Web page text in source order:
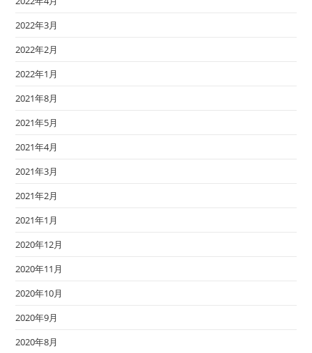
2022年3月
2022年2月
2022年1月
2021年8月
2021年5月
2021年4月
2021年3月
2021年2月
2021年1月
2020年12月
2020年11月
2020年10月
2020年9月
2020年8月